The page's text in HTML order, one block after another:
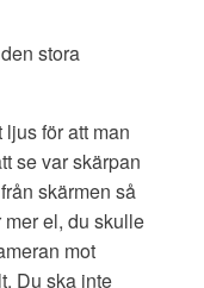
stora
för att man
se var skärpan
skärmen så
el, du skulle
mot
Du ska inte